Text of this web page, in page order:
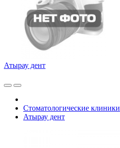
Атырау дент
Стоматологические клиники
Атырау дент